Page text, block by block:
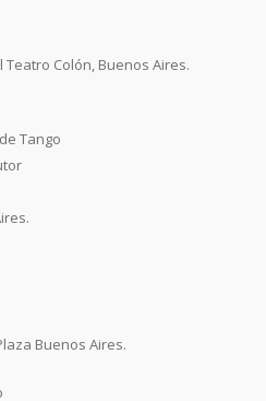
Colón, Buenos Aires.
Tango
Buenos Aires.